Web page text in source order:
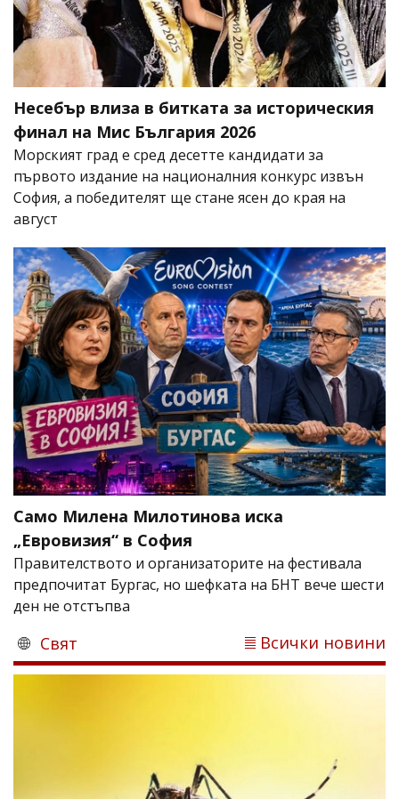
Несебър влиза в битката за историческия
финал на Мис България 2026
Морският град е сред десетте кандидати за
първото издание на националния конкурс извън
София, а победителят ще стане ясен до края на
август
Само Милена Милотинова иска
„Евровизия“ в София
Правителството и организаторите на фестивала
предпочитат Бургас, но шефката на БНТ вече шести
ден не отстъпва
Свят Всички новини